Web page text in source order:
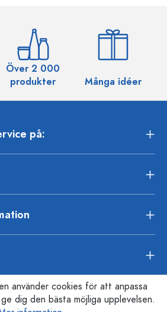
Över 2 000
produkter
Många idéer
på:
använder cookies för att anpassa
dig den bästa möjliga upplevelsen.